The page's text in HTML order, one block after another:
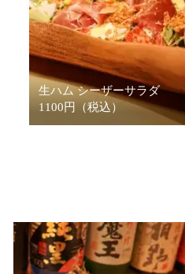
生ハム シーザーサラダ
1100円（税込）